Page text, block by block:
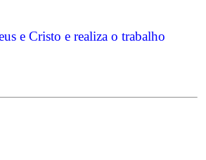
e Cristo e realiza o trabalho